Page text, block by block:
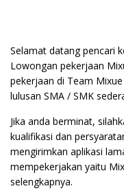
Selamat datang pencari
Lowongan pekerjaan
pekerjaan di Team
lulusan SMA / SMK
Jika anda berminat,
kualifikasi dan
mengirimkan aplikasi
mempekerjakan yaitu
selengkapnya.